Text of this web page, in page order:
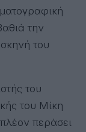
την
του
του
του Μίκη
περάσει